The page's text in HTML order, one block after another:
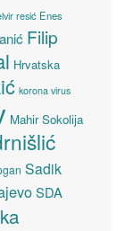
resić Enes
Filip
Hrvatska
korona virus
Mahir Sokolija
Sadik
SDA